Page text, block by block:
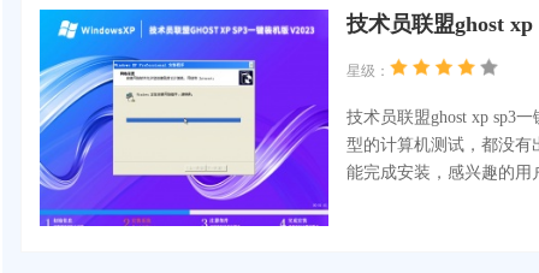
技术员联盟ghost
星级：
技术员联盟ghost xp sp3
型的计算机测试，都没有
能完成安装，感兴趣的用